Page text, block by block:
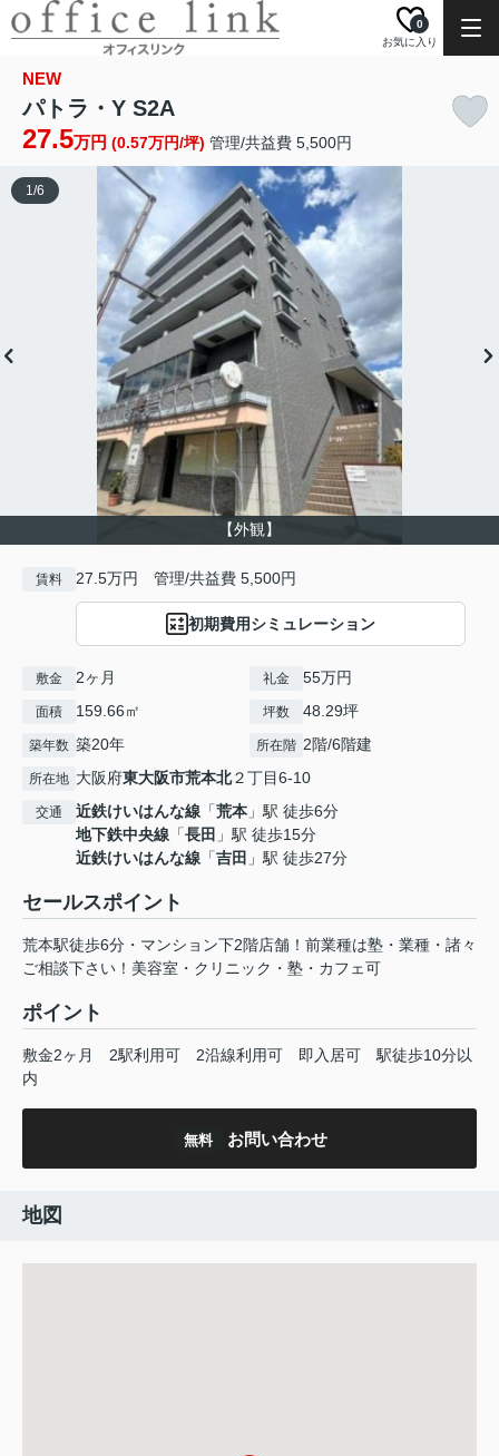
お気に入り
0
NEW
パトラ・Y S2A
27.5万円 (0.57万円/坪) 管理/共益費 5,500円
【外観】
1/6
賃料 27.5万円 管理/共益費 5,500円
初期費用シミュレーション
敷金 2ヶ月 礼金 55万円
面積 159.66㎡ 坪数 48.29坪
築年数 築20年 所在階 2階/6階建
所在地 大阪府東大阪市荒本北２丁目6-10
交通 近鉄けいはんな線 「荒本 」駅 徒歩6分
地下鉄中央線 「長田 」駅 徒歩15分
近鉄けいはんな線 「吉田 」駅 徒歩27分
セールスポイント
荒本駅徒歩6分・マンション下2階店舗！前業種は塾・業種・諸々
ご相談下さい！美容室・クリニック・塾・カフェ可
ポイント
敷金2ヶ月 2駅利用可 2沿線利用可 即入居可
駅徒歩10分以
内
無料 お問い合わせ
地図